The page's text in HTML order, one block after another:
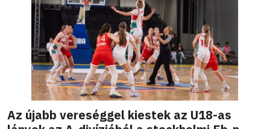
Az újabb vereséggel kiestek az U18-as